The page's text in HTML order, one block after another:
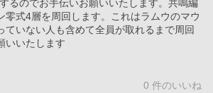
るのでお手伝いお願いいたします。共鳴編
零式4層を周回します。これはラムウのマウ
ていない人も含めて全員が取れるまで周回
いいたします
0 件のいいね